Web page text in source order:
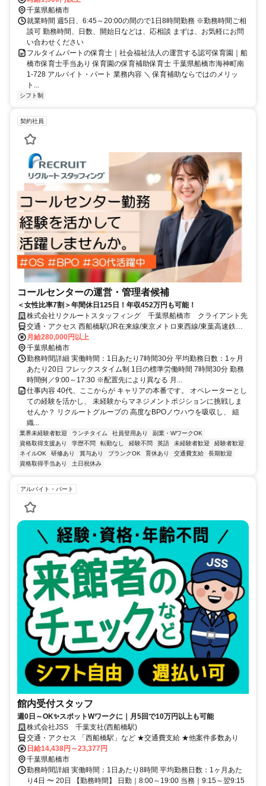
野線）より徒歩8分京成西船駅（京成本線）より徒歩15分海神駅（京
成本線）より徒歩20分
千葉県船橋市
就業時間 週5日、6:45～20:00の間ので1日8時間勤務 ※勤務時間ご相
談可 勤務時間、日数、開始日などは、応相談 まずは、お気軽にお問
い合わせください
フルタイムパートの保育士｜社会福祉法人の運営する認可保育園｜船
橋市保育士手当あり 保育園の保育補助保育士 千葉県船橋市海神町南
1-728 アルバイト・パート 業務内容 ＼ 保育補助ならではのメリッ
ト...
シフト制
契約社員
コールセンターの運営・管理者候補
＜女性比率7割＞年間休日125日！年収452万円も可能！
株式会社リクルートスタッフィング 千葉県船橋市 クライアント先
交通・アクセス 西船橋駅(JR在来線/東京メトロ東西線/東葉高速鉄
道)3分、京成西船駅(京成電鉄)9分
月給280,000円以上
千葉県船橋市
勤務時間詳細 実働時間：1日あたり7時間30分 平均勤務日数：1ヶ月
あたり20日 フレックスタイム制 1日の標準労働時間 7時間30分 勤務
時間例／9:00～17:30 ※配置先により異なる 月...
仕事内容 40代、ここからが キャリアの本番です。 オペレーターとし
ての経験を活かし、 未経験からマネジメントポジションに挑戦しま
せんか？ リクルートグループの 高度なBPOノウハウを吸収し、 組
織...
業界未経験者歓迎 ランチタイム 社員登用あり
副業・WワークOK
資格取得支援あり
学歴不問 転勤なし 経験不問 英語 未経験者歓迎
経験者歓迎
ネイルOK
研修あり 賞与あり ブランクOK 育休あり 交通費支給
長期歓迎
資格取得手当あり
土日祝休み
アルバイト・パート
館内受付スタッフ
週0日～OK✨スポットWワークに｜月5回で10万円以上も可能
株式会社JSS 千葉支社(西船橋駅)
交通・アクセス 「西船橋駅」など ★交通費支給 ★他案件多数あり
日給14,438円～23,377円
千葉県船橋市
勤務時間詳細 実働時間：1日あたり8時間 平均勤務日数：1ヶ月あた
り4日 〜 20日 【勤務時間】 日勤｜8:00～19:00 当務｜9:15～翌9:15